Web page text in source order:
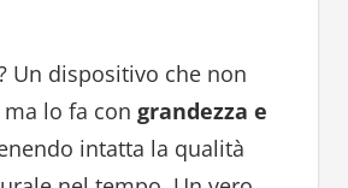
Un dispositivo che non
lo fa con grandezza e
intatta la qualità